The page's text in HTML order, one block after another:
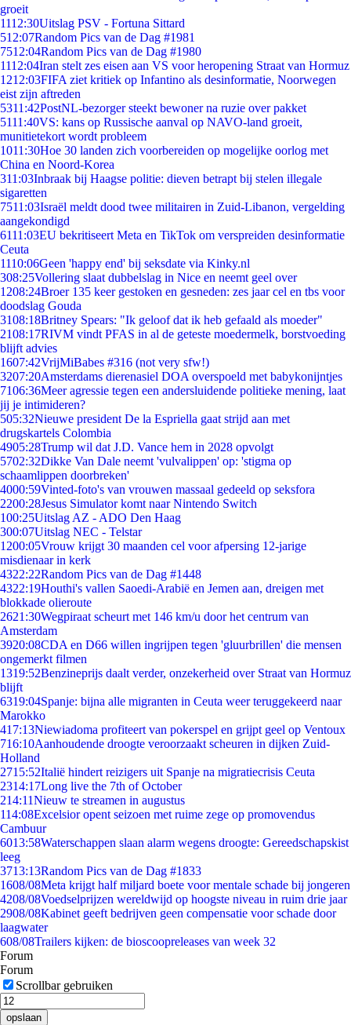
groeit
1112:30Uitslag PSV - Fortuna Sittard
512:07Random Pics van de Dag #1981
7512:04Random Pics van de Dag #1980
1112:04Iran stelt zes eisen aan VS voor heropening Straat van Hormuz
1212:03FIFA ziet kritiek op Infantino als desinformatie, Noorwegen
eist zijn aftreden
5311:42PostNL-bezorger steekt bewoner na ruzie over pakket
5111:40VS: kans op Russische aanval op NAVO-land groeit,
munitietekort wordt probleem
1011:30Hoe 30 landen zich voorbereiden op mogelijke oorlog met
China en Noord-Korea
311:03Inbraak bij Haagse politie: dieven betrapt bij stelen illegale
sigaretten
7511:03Israël meldt dood twee militairen in Zuid-Libanon, vergelding
aangekondigd
6111:03EU bekritiseert Meta en TikTok om verspreiden desinformatie
Ceuta
1110:06Geen 'happy end' bij seksdate via Kinky.nl
308:25Vollering slaat dubbelslag in Nice en neemt geel over
1208:24Broer 135 keer gestoken en gesneden: zes jaar cel en tbs voor
doodslag Gouda
3108:18Britney Spears: "Ik geloof dat ik heb gefaald als moeder"
2108:17RIVM vindt PFAS in al de geteste moedermelk, borstvoeding
blijft advies
1607:42VrijMiBabes #316 (not very sfw!)
3207:20Amsterdams dierenasiel DOA overspoeld met babykonijntjes
7106:36Meer agressie tegen een andersluidende politieke mening, laat
jij je intimideren?
505:32Nieuwe president De la Espriella gaat strijd aan met
drugskartels Colombia
4905:28Trump wil dat J.D. Vance hem in 2028 opvolgt
5702:32Dikke Van Dale neemt 'vulvalippen' op: 'stigma op
schaamlippen doorbreken'
4000:59Vinted-foto's van vrouwen massaal gedeeld op seksfora
2200:28Jesus Simulator komt naar Nintendo Switch
100:25Uitslag AZ - ADO Den Haag
300:07Uitslag NEC - Telstar
1200:05Vrouw krijgt 30 maanden cel voor afpersing 12-jarige
misdienaar in kerk
4322:22Random Pics van de Dag #1448
4322:19Houthi's vallen Saoedi-Arabië en Jemen aan, dreigen met
blokkade olieroute
2621:30Wegpiraat scheurt met 146 km/u door het centrum van
Amsterdam
3920:08CDA en D66 willen ingrijpen tegen 'gluurbrillen' die mensen
ongemerkt filmen
1319:52Benzineprijs daalt verder, onzekerheid over Straat van Hormuz
blijft
6319:04Spanje: bijna alle migranten in Ceuta weer teruggekeerd naar
Marokko
417:13Niewiadoma profiteert van pokerspel en grijpt geel op Ventoux
716:10Aanhoudende droogte veroorzaakt scheuren in dijken Zuid-
Holland
2715:52Italië hindert reizigers uit Spanje na migratiecrisis Ceuta
2314:17Long live the 7th of October
214:11Nieuw te streamen in augustus
114:08Excelsior opent seizoen met ruime zege op promovendus
Cambuur
6013:58Waterschappen slaan alarm wegens droogte: Gereedschapskist
leeg
3713:13Random Pics van de Dag #1833
1608/08Meta krijgt half miljard boete voor mentale schade bij jongeren
4208/08Voedselprijzen wereldwijd op hoogste niveau in ruim drie jaar
2908/08Kabinet geeft bedrijven geen compensatie voor schade door
laagwater
608/08Trailers kijken: de bioscoopreleases van week 32
Forum
Forum
Scrollbar gebruiken
opslaan